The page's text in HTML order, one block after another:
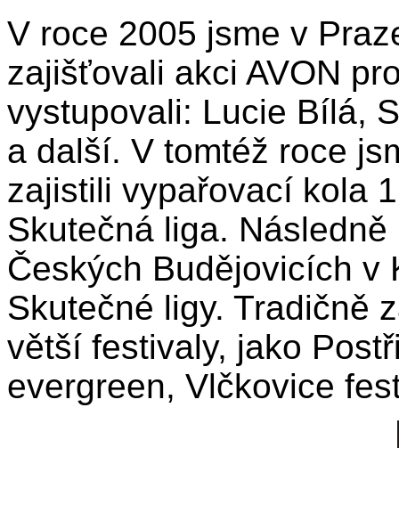
V roce 2005 jsme v
zajišťovali akci AVON
vystupovali: Lucie Bílá,
a další. V tomtéž roce
zajistili vypařovací kola
Skutečná liga.
Českých Budějovicích v
Skutečné ligy. Tradičně
větší festivaly, jako
evergreen, Vlčkovice